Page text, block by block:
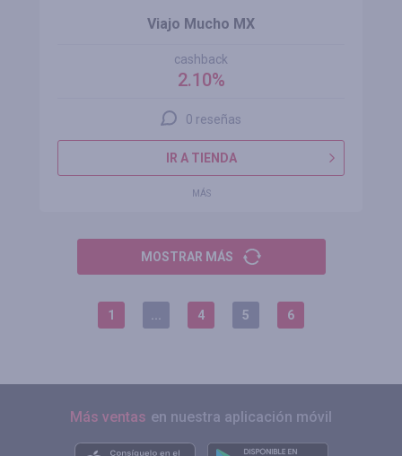
Viajo Mucho MX
cashback
2.10%
0 reseñas
IR A TIENDA
MÁS
MOSTRAR MÁS
1 4 5 6
Más ventas en nuestra aplicación móvil